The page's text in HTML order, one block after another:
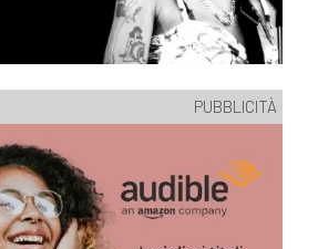
PUBBLICITÀ